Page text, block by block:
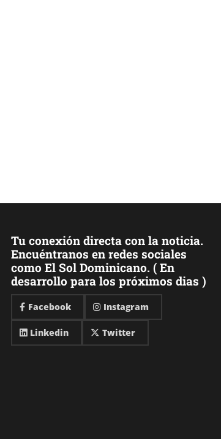
Tu conexión directa con la noticia.
Encuéntranos en redes sociales
como El Sol Dominicano. ( En
desarrollo para los próximos dias )
Facebook Instagram
Linkedin Twitter